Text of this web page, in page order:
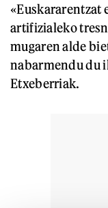
«Euskararentzat
artifizialeko
mugaren alde
nabarmendu du
Etxeberriak.